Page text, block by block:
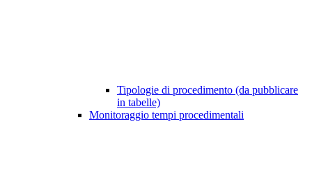
Tipologie di procedimento (da pubblicare
in tabelle)
Monitoraggio tempi procedimentali